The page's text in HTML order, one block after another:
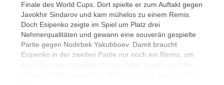
Finale des World Cups. Dort spielte er zum Auftakt gegen
Javokhir Sindarov und kam mühelos zu einem Remis.
Doch Esipenko zeigte im Spiel um Platz drei
Nehmerqualitäten und gewann eine souverän gespielte
Partie gegen Nodirbek Yakubboev. Damit braucht
Esipenko in der zweiten Partie nur noch ein Remis, um